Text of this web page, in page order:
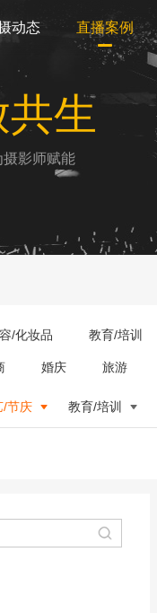
动态 直播案例
生
影师赋能
/化妆品 教育/培训
婚庆 旅游
/节庆 教育/培训